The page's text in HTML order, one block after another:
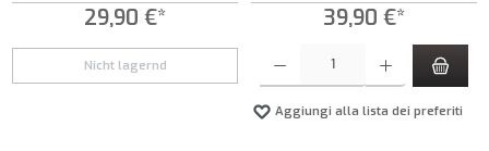
29,90 €*
Nicht lagernd
39,90 €*
Aggiungi alla lista dei preferiti